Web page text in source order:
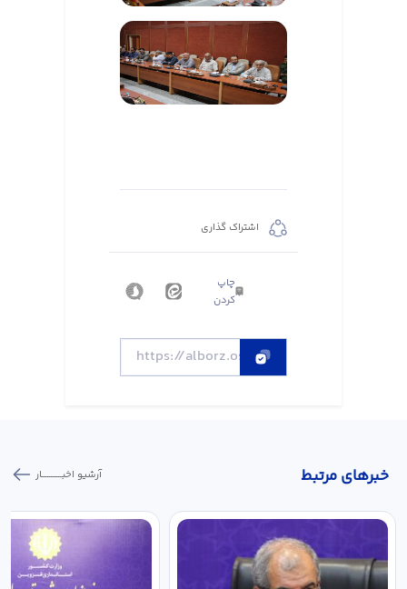
اشتراک گذاری
چاپ
کردن
خبر‌های مرتبط آرشیو اخبـــــــــــار